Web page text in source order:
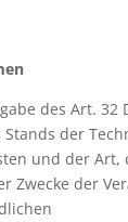
des Art. 32
der
und der Art,
Zwecke der